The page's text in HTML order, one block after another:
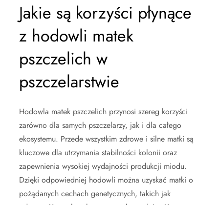
Jakie są korzyści płynące
z hodowli matek
pszczelich w
pszczelarstwie
Hodowla matek pszczelich przynosi szereg korzyści
zarówno dla samych pszczelarzy, jak i dla całego
ekosystemu. Przede wszystkim zdrowe i silne matki są
kluczowe dla utrzymania stabilności kolonii oraz
zapewnienia wysokiej wydajności produkcji miodu.
Dzięki odpowiedniej hodowli można uzyskać matki o
pożądanych cechach genetycznych, takich jak